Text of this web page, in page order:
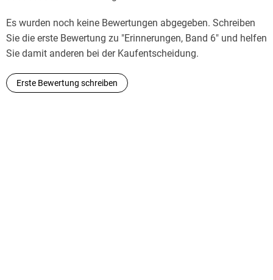
umfangreichen Memoiren sind von hohem
kulturhistorischem Wert, erregten jedoch in erster Linie
wegen der beschriebenen frivolen erotischen Abenteuer
Aufsehen.
Es wurden noch keine Bewertungen abgegeben. Schreiben
Sie die erste Bewertung zu "Erinnerungen, Band 6" und helfen
Sie damit anderen bei der Kaufentscheidung.
Erste Bewertung schreiben